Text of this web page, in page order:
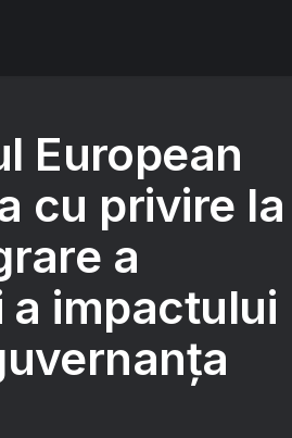
European
cu privire la
a
impactului